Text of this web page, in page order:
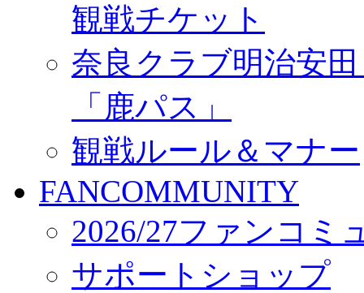
観戦チケット
奈良クラブ明治安
「鹿パス」
観戦ルール＆マナー
FANCOMMUNITY
2026/27ファンコミ
サポートショップ